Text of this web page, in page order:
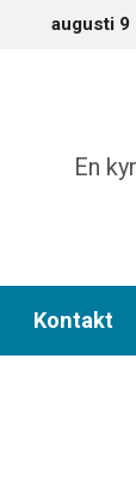
augusti 9
En
Kontakt